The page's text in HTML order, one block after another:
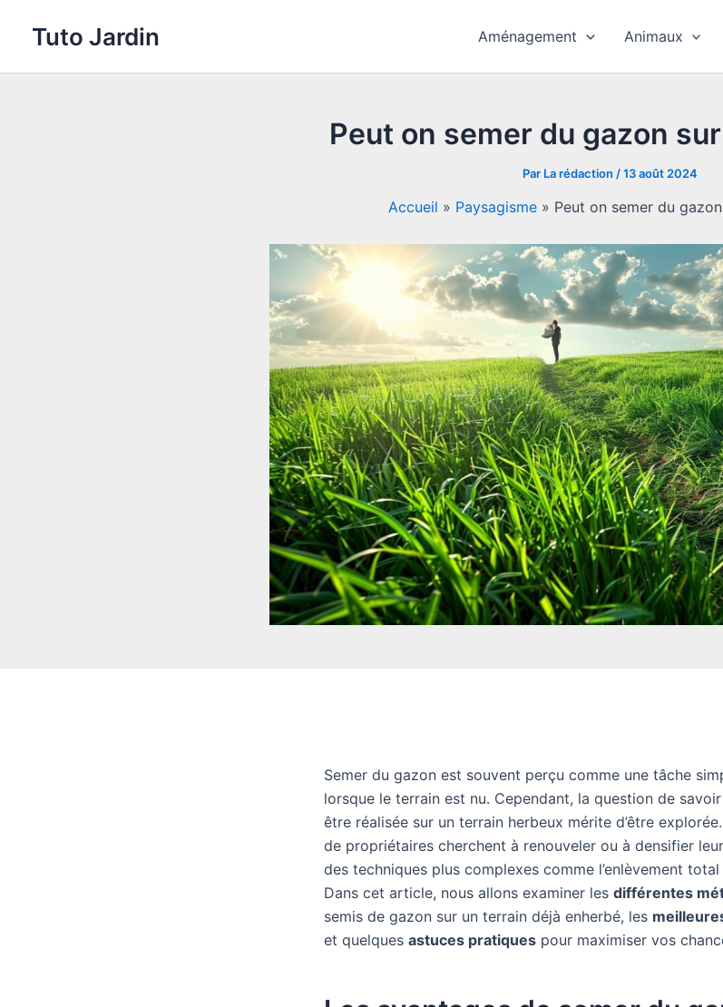
Tuto Jardin Aménagement Animaux
Peut on semer du gazon sur
Par La rédaction /13 août 2024
Accueil » Paysagisme » Peut on semer du
Semer du gazon est souvent perçu comme une tâche
lorsque le terrain est nu. Cependant, la question de
être réalisée sur un terrain herbeux mérite d’être
de propriétaires cherchent à renouveler ou à densifier
des techniques plus complexes comme l’enlèvement total
Dans cet article, nous allons examiner les différentes
semis de gazon sur un terrain déjà enherbé, les
et quelques astuces pratiques pour maximiser vos